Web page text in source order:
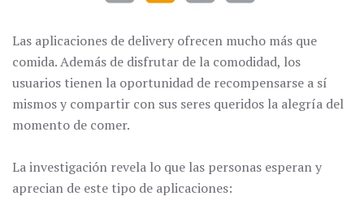
Las aplicaciones de delivery ofrecen mucho más que
comida. Además de disfrutar de la comodidad, los
usuarios tienen la oportunidad de recompensarse a sí
mismos y compartir con sus seres queridos la alegría del
momento de comer.
La investigación revela lo que las personas esperan y
aprecian de este tipo de aplicaciones: